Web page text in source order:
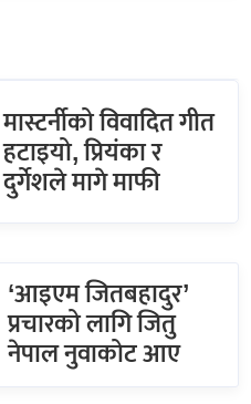
मास्टर्नीको विवादित गीत
हटाइयो, प्रियंका र
दुर्गेशले मागे माफी
‘आइएम जितबहादुर’
प्रचारको लागि जितु
नेपाल नुवाकोट आए